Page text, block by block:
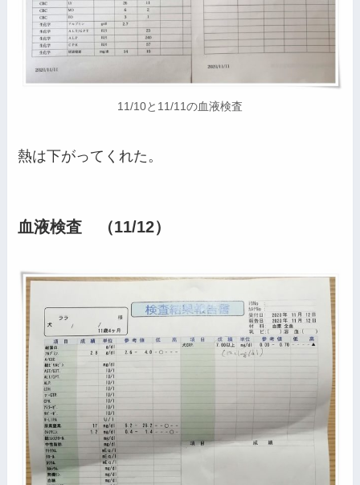
11/10と11/11の血液検査
熱は下がってくれた。
血液検査 （11/12）